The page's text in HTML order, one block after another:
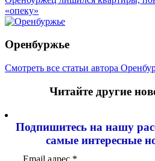
«опеку»
Оренбуржье
Смотреть все статьи автора
Читайте другие
Подпишитесь на нашу
самые интересные
Email адрес *